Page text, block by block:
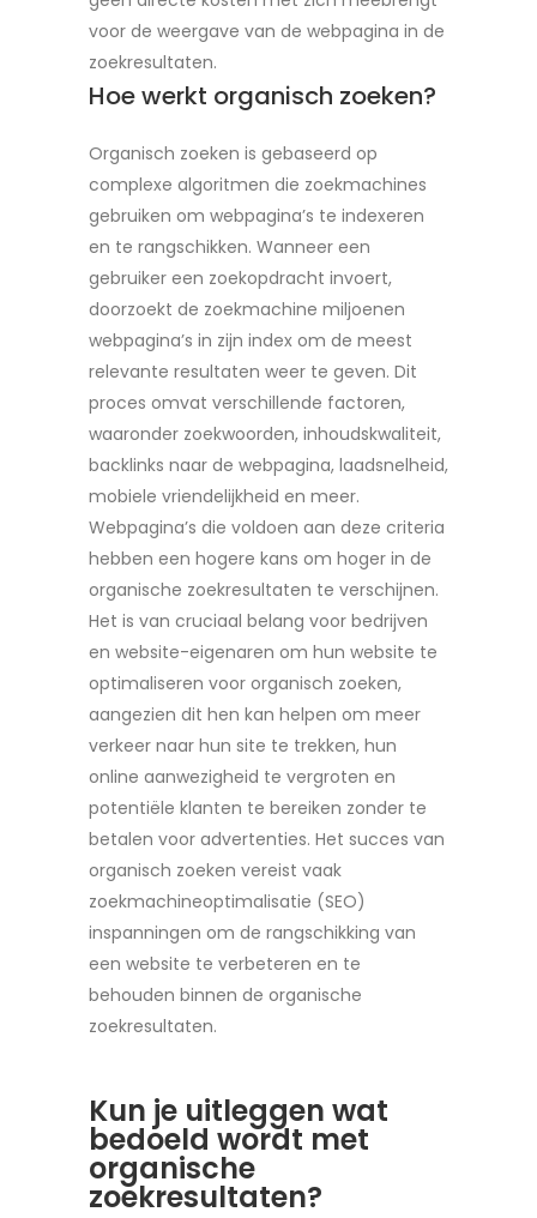
voor de weergave van de webpagina in de
zoekresultaten.
Hoe werkt organisch zoeken?
Organisch zoeken is gebaseerd op
complexe algoritmen die zoekmachines
gebruiken om webpagina’s te indexeren
en te rangschikken. Wanneer een
gebruiker een zoekopdracht invoert,
doorzoekt de zoekmachine miljoenen
webpagina’s in zijn index om de meest
relevante resultaten weer te geven. Dit
proces omvat verschillende factoren,
waaronder zoekwoorden, inhoudskwaliteit,
backlinks naar de webpagina, laadsnelheid,
mobiele vriendelijkheid en meer.
Webpagina’s die voldoen aan deze criteria
hebben een hogere kans om hoger in de
organische zoekresultaten te verschijnen.
Het is van cruciaal belang voor bedrijven
en website-eigenaren om hun website te
optimaliseren voor organisch zoeken,
aangezien dit hen kan helpen om meer
verkeer naar hun site te trekken, hun
online aanwezigheid te vergroten en
potentiële klanten te bereiken zonder te
betalen voor advertenties. Het succes van
organisch zoeken vereist vaak
zoekmachineoptimalisatie (SEO)
inspanningen om de rangschikking van
een website te verbeteren en te
behouden binnen de organische
zoekresultaten.
Kun je uitleggen wat
bedoeld wordt met
organische
zoekresultaten?